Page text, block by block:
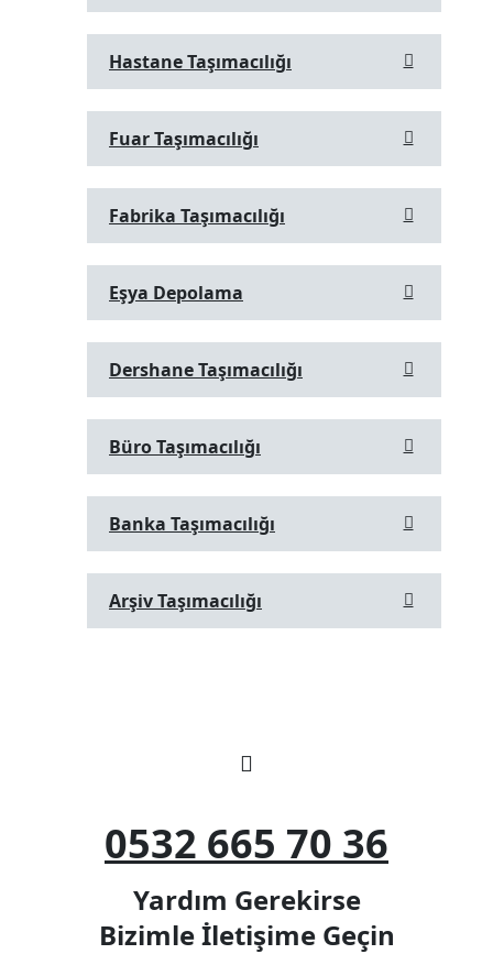
Hastane Taşımacılığı
Fuar Taşımacılığı
Fabrika Taşımacılığı
Eşya Depolama
Dershane Taşımacılığı
Büro Taşımacılığı
Banka Taşımacılığı
Arşiv Taşımacılığı
0532 665 70 36
Yardım Gerekirse
Bizimle İletişime Geçin